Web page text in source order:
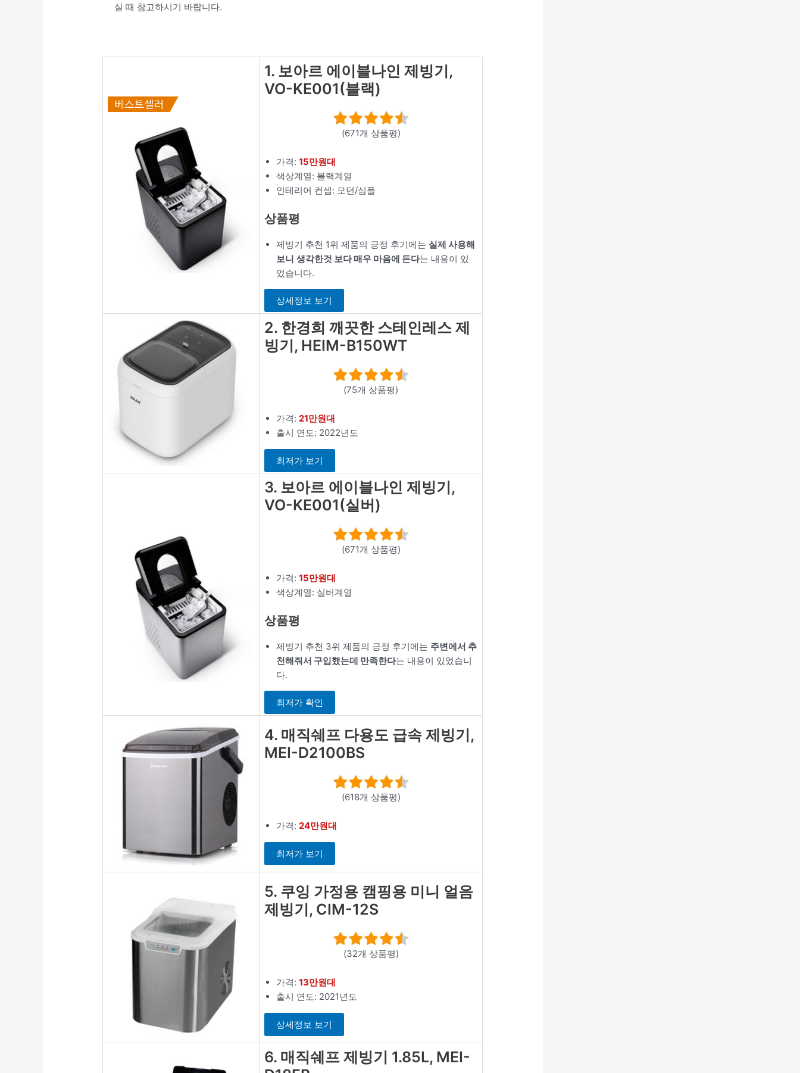
실 때 참고하시기 바랍니다.
1. 보아르 에이블나인 제빙기,
VO-KE001(블랙)
(671개 상품평)
가격:15만원대
색상계열: 블랙계열
인테리어 컨셉: 모던/심플
상품평
제빙기 추천 1위 제품의 긍정 후기에는 실제 사용해
보니 생각한것 보다 매우 마음에 든다는 내용이 있
었습니다.
상세정보 보기
2. 한경희 깨끗한 스테인레스 제
빙기, HEIM-B150WT
(75개 상품평)
가격:21만원대
출시 연도: 2022년도
최저가 보기
3. 보아르 에이블나인 제빙기,
VO-KE001(실버)
(671개 상품평)
가격:15만원대
색상계열: 실버계열
상품평
제빙기 추천 3위 제품의 긍정 후기에는 주변에서 추
천해줘서 구입했는데 만족한다는 내용이 있었습니
다.
최저가 확인
4. 매직쉐프 다용도 급속 제빙기,
MEI-D2100BS
(618개 상품평)
가격:24만원대
최저가 보기
5. 쿠잉 가정용 캠핑용 미니 얼음
제빙기, CIM-12S
(32개 상품평)
가격:13만원대
출시 연도: 2021년도
상세정보 보기
6. 매직쉐프 제빙기 1.85L, MEI-